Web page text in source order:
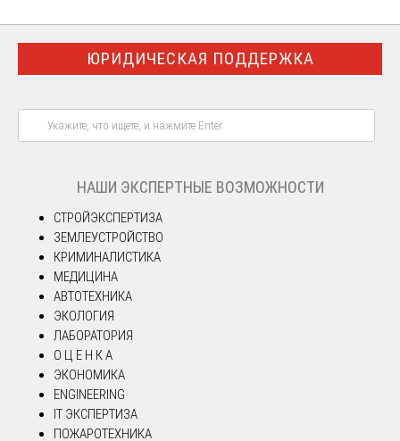
ЮРИДИЧЕСКАЯ ПОДДЕРЖКА
НАШИ ЭКСПЕРТНЫЕ ВОЗМОЖНОСТИ
СТРОЙЭКСПЕРТИЗА
ЗЕМЛЕУСТРОЙСТВО
КРИМИНАЛИСТИКА
МЕДИЦИНА
АВТОТЕХНИКА
ЭКОЛОГИЯ
ЛАБОРАТОРИЯ
О Ц Е Н К А
ЭКОНОМИКА
ENGINEERING
IT ЭКСПЕРТИЗА
ПОЖАРОТЕХНИКА